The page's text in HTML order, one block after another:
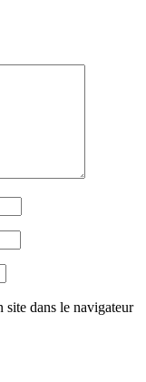
dans le navigateur